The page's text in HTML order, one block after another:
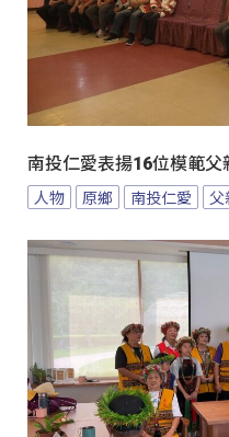
南投仁愛表揚16位模範父
人物 原鄉 南投仁愛